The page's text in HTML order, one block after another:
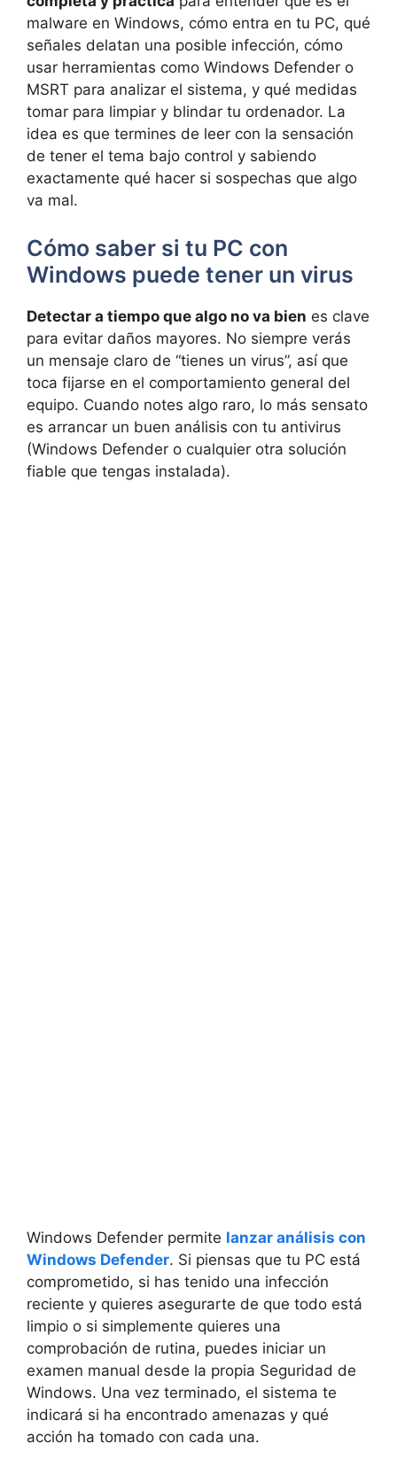
malware en Windows, cómo entra en tu PC, qué
señales delatan una posible infección, cómo
usar herramientas como Windows Defender o
MSRT para analizar el sistema, y qué medidas
tomar para limpiar y blindar tu ordenador. La
idea es que termines de leer con la sensación
de tener el tema bajo control y sabiendo
exactamente qué hacer si sospechas que algo
va mal.
Cómo saber si tu PC con
Windows puede tener un virus
Detectar a tiempo que algo no va bien es clave
para evitar daños mayores. No siempre verás
un mensaje claro de “tienes un virus”, así que
toca fijarse en el comportamiento general del
equipo. Cuando notes algo raro, lo más sensato
es arrancar un buen análisis con tu antivirus
(Windows Defender o cualquier otra solución
fiable que tengas instalada).
Windows Defender permite lanzar análisis con
Windows Defender. Si piensas que tu PC está
comprometido, si has tenido una infección
reciente y quieres asegurarte de que todo está
limpio o si simplemente quieres una
comprobación de rutina, puedes iniciar un
examen manual desde la propia Seguridad de
Windows. Una vez terminado, el sistema te
indicará si ha encontrado amenazas y qué
acción ha tomado con cada una.